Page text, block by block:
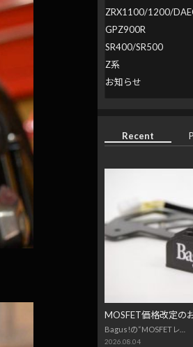
ZRX1100/1200/
GPZ900R
SR400/SR500
Z系
お知らせ
Recent
MOSFET価格改定の
Bagus!の“MOSFETレ…
2026.08.04